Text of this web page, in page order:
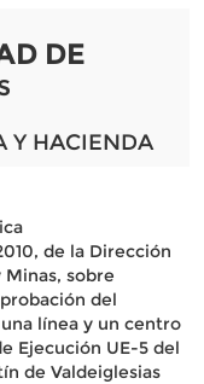
DE
Y HACIENDA
de la Dirección
sobre
del
línea y un centro
Ejecución UE-5 del
de Valdeiglesias